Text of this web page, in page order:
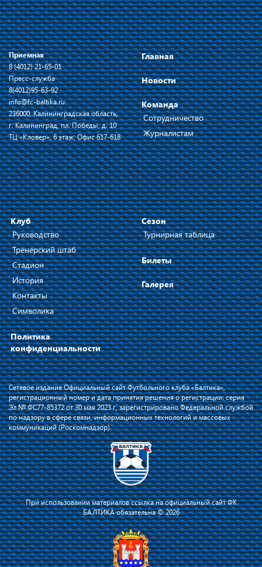
Я соглашаюсь с тем, что владелец сайта использует файлы cookie для
повышения удобства работы на сайте и сервис Яндекс.Метрика. Оставаясь
на сайте, я соглашаюсь сполитикой их применения.
Приемная
8 (4012) 21-65-01
Пресс-служба
8(4012)95-63-92
info@fc-baltika.ru
236000, Калининградская область,
г. Калининград, пл. Победы, д. 10
ТЦ «Кловер», 6 этаж, Офис 617-618
Главная
Новости
Команда
Сотрудничество
Журналистам
Клуб
Руководство
Тренерский штаб
Стадион
История
Контакты
Символика
Политика
конфиденциальности
Сезон
Турнирная таблица
Билеты
Галерея
Сетевое издание Официальный сайт Футбольного клуба «Балтика»,
регистрационный номер и дата принятия решения о регистрации: серия
Эл № ФС77-85372 от 30 мая 2023 г, зарегистрировано Федеральной службой
по надзору в сфере связи, информационных технологий и массовых
коммуникаций (Роскомнадзор).
При использовании материалов ссылка на официальный сайт ФК
БАЛТИКА обязательна © 2026